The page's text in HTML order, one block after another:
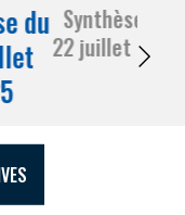
du Synthèse du
22 juillet 2025
?
français ?